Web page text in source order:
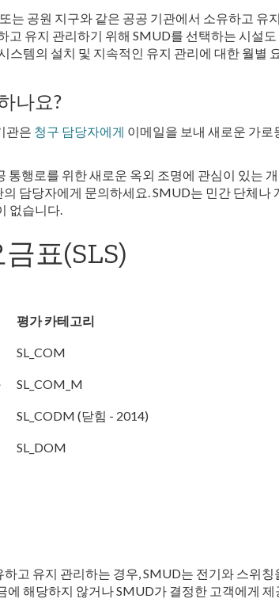
는 공원 지구와 같은 공공 기관에서 소유하고 유
고 유지 관리하기 위해 SMUD를 선택하는 시설
스템의 설치 및 지속적인 유지 관리에 대한 월별
나요?
관은 청구 담당자에게 이메일을 보내 새로운 가로
통행로를 위한 새로운 옥외 조명에 관심이 있는
담당자에게 문의하세요. SMUD는 민간 단체나
없습니다.
표(SLS)
평가 카테고리
SL_COM
SL_COM_M
SL_CODM (닫힘 - 2014)
SL_DOM
고 유지 관리하는 경우, SMUD는 전기와 스위칭
에 해당하지 않거나 SMUD가 결정한 고객에게